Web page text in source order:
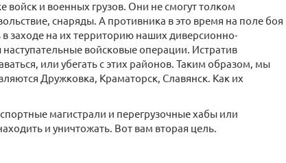
войск и военных грузов. Они не смогут толком
снаряды. А противника в это время на поле боя
заходе на их территорию наших диверсионно-
войсковые операции. Истратив
или убегать с этих районов. Таким образом, мы
Дружковка, Краматорск, Славянск. Как их
магистрали и перегрузочные хабы или
и уничтожать. Вот вам вторая цель.